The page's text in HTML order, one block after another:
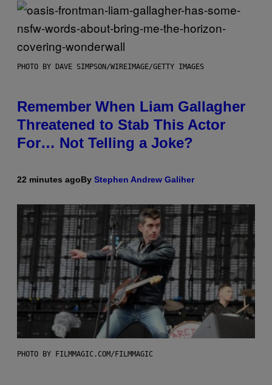
PHOTO BY DAVE SIMPSON/WIREIMAGE/GETTY IMAGES
Remember When Liam Gallagher
Threatened to Stab This Actor
For… Not Telling a Joke?
22 minutes agoBy Stephen Andrew Galiher
PHOTO BY FILMMAGIC.COM/FILMMAGIC